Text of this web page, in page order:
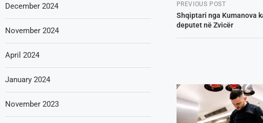
PREVIOUS POST
Shqiptari nga Kumanova
deputet në Zvicër
December 2024
November 2024
April 2024
January 2024
November 2023